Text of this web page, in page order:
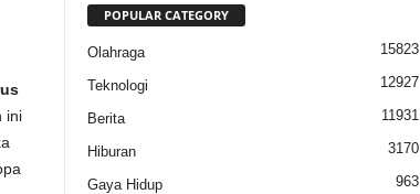
ini
POPULAR CATEGORY
Olahraga 15823
Teknologi 12927
Berita 11931
Hiburan 3170
Gaya Hidup 963